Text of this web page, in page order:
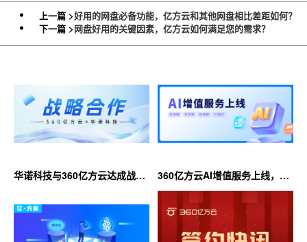
上一篇 >好用的网盘必备功能，亿方云和其他网盘相比差距如何？
下一篇 >网盘好用的关键因素，亿方云如何满足您的需求？
华诺科技与360亿方云达成战略
360亿方云AI增值服务上线，超
大限时优惠等你来！